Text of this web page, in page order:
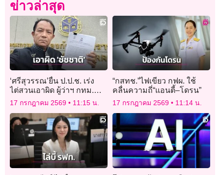
ข่าวล่าสุด
‘ศรีสุวรรณ’ยื่น ป.ป.ช. เร่ง
ไต่สวนเอาผิด ผู้ว่าฯ กทม.
ละเลยความปลอดภัยสถาน
บันเทิงนอกโซนนิ่ง
17 กรกฎาคม 2569 11:15 น.
“กสทช.”ไฟเขียว กฟผ. ใช้
คลื่นความถี่“แอนตี้–โดรน”
17 กรกฎาคม 2569 11:14 น.